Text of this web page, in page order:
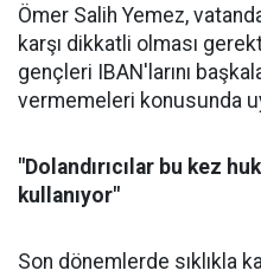
Ömer Salih Yemez,
karşı dikkatli olması
gençleri IBAN'larını
vermemeleri konusunda
"Dolandırıcılar bu kez
kullanıyor"
Son dönemlerde sıklıkla